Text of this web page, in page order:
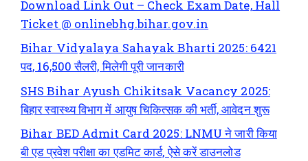
Download Link Out – Check Exam Date, Hall
Ticket @ onlinebhg.bihar.gov.in
Bihar Vidyalaya Sahayak Bharti 2025: 6421
पद, 16,500 सैलरी, मिलेगी पूरी जानकारी
SHS Bihar Ayush Chikitsak Vacancy 2025:
बिहार स्वास्थ्य विभाग में आयुष चिकित्सक की भर्ती, आवेदन शुरू
Bihar BED Admit Card 2025: LNMU ने जारी किया
बी एड प्रवेश परीक्षा का एडमिट कार्ड, ऐसे करें डाउनलोड